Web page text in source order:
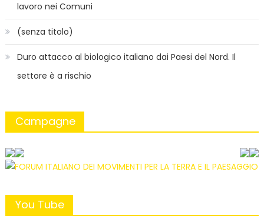
lavoro nei Comuni
(senza titolo)
Duro attacco al biologico italiano dai Paesi del Nord. Il
settore è a rischio
Campagne
You Tube